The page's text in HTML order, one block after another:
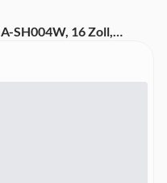
SH004W, 16 Zoll,